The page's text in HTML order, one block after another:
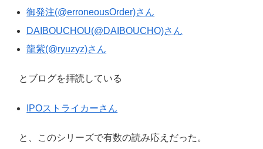
御発注(@erroneousOrder)さん
DAIBOUCHOU(@DAIBOUCHO)さん
龍紫(@ryuzyz)さん
とブログを拝読している
IPOストライカーさん
と、このシリーズで有数の読み応えだった。